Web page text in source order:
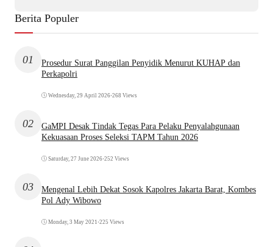
Berita Populer
01
Prosedur Surat Panggilan Penyidik Menurut KUHAP dan
Perkapolri
Wednesday, 29 April 2026•268 Views
02
GaMPI Desak Tindak Tegas Para Pelaku Penyalahgunaan
Kekuasaan Proses Seleksi TAPM Tahun 2026
Saturday, 27 June 2026•252 Views
03
Mengenal Lebih Dekat Sosok Kapolres Jakarta Barat, Kombes
Pol Ady Wibowo
Monday, 3 May 2021 •225 Views